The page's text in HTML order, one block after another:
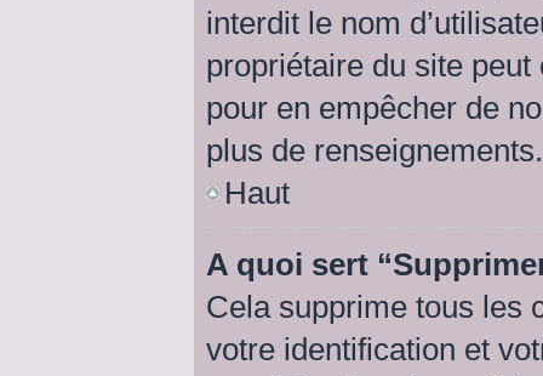
interdit le nom
propriétaire du site peut
pour en empêcher de
plus de renseignements.
Haut
A quoi sert
Cela supprime tous les
votre identification et